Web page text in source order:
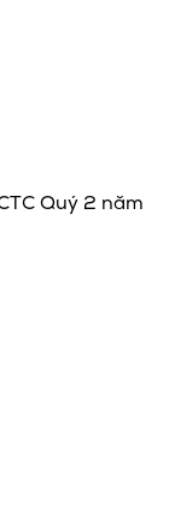
Quý 2 năm